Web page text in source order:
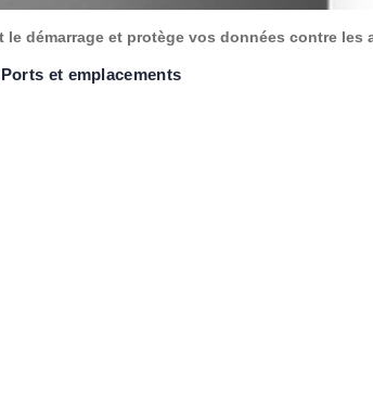
le démarrage et protège vos données contre
Ports et emplacements